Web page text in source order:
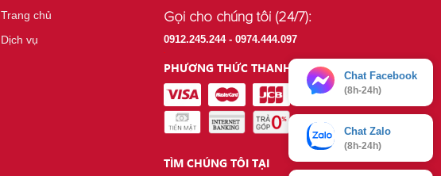
Trang chủ
Dịch vụ
Gọi cho chúng tôi (24/7):
0912.245.244 - 0974.444.097
.
PHƯƠNG THỨC THANH TOÁN
TÌM CHÚNG TÔI TẠI
Chat Facebook
(8h-24h)
Chat Zalo
(8h-24h)